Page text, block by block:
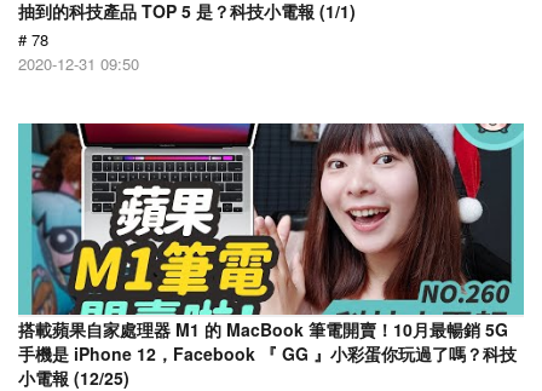
抽到的科技產品 TOP 5 是？科技小電報 (1/1)
# 78
2020-12-31 09:50
搭載蘋果自家處理器 M1 的 MacBook 筆電開賣！10月最暢銷 5G
手機是 iPhone 12，Facebook 『 GG 』小彩蛋你玩過了嗎？科技
小電報 (12/25)